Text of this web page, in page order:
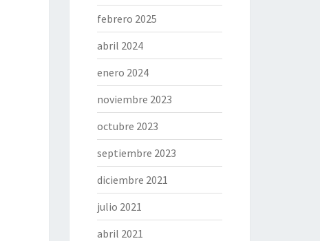
febrero 2025
abril 2024
enero 2024
noviembre 2023
octubre 2023
septiembre 2023
diciembre 2021
julio 2021
abril 2021